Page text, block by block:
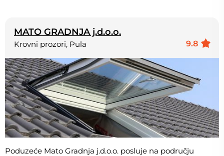
MATO GRADNJA j.d.o.o.
9.8
Krovni prozori, Pula
Poduzeće Mato Gradnja j.d.o.o. posluje na području